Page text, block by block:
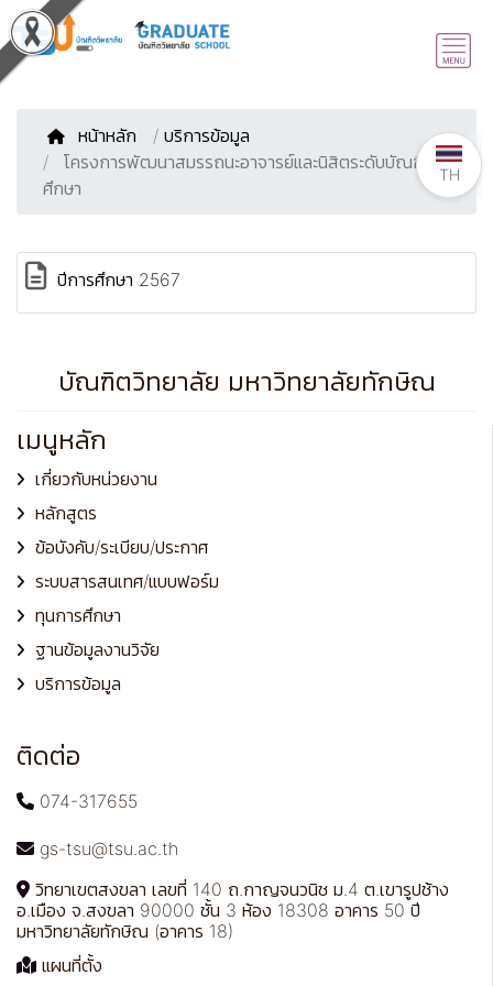
หน้าหลัก / บริการข้อมูล
โครงการพัฒนาสมรรถนะอาจารย์และนิสิตระดับบัณฑิต
ศึกษา
ปีการศึกษา 2567
บัณฑิตวิทยาลัย มหาวิทยาลัยทักษิณ
เมนูหลัก
เกี่ยวกับหน่วยงาน
หลักสูตร
ข้อบังคับ/ระเบียบ/ประกาศ
ระบบสารสนเทศ/แบบฟอร์ม
ทุนการศึกษา
ฐานข้อมูลงานวิจัย
บริการข้อมูล
ติดต่อ
074-317655
gs-tsu@tsu.ac.th
วิทยาเขตสงขลา เลขที่ 140 ถ.กาญจนวนิช ม.4 ต.เขารูปช้าง
อ.เมือง จ.สงขลา 90000 ชั้น 3 ห้อง 18308 อาคาร 50 ปี
มหาวิทยาลัยทักษิณ (อาคาร 18)
แผนที่ตั้ง
TH